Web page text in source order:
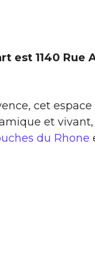
est 1140 Rue
cet
et
du Rhone